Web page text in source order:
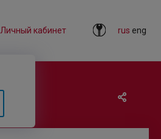
rus eng
Личный кабинет